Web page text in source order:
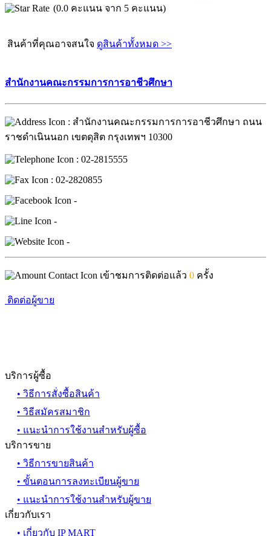
(0.0 คะแนน จาก 5 คะแนน)
สินค้าที่คุณอาจสนใจ ดูสินค้าทั้งหมด >>
สำนักงานคณะกรรมการการอาชีวศึกษา
: สำนักงานคณะกรรมการการอาชีวศึกษา ถนน
ราชดำเนินนอก เขตดุสิต กรุงเทพฯ 10300
: 02-2815555
: 02-2820855
-
-
-
เข้าชมการติดต่อแล้ว 0 ครั้ง
ติดต่อผู้ขาย
บริการผู้ซื้อ
• วิธีการสั่งซื้อสินค้า
• วิธีสมัครสมาชิก
• แนะนำการใช้งานสำหรับผู้ซื้อ
บริการขาย
• วิธีการขายสินค้า
• ขั้นตอนการลงทะเบียนผู้ขาย
• แนะนำการใช้งานสำหรับผู้ขาย
เกี่ยวกับเรา
• เกี่ยวกับ IP MART